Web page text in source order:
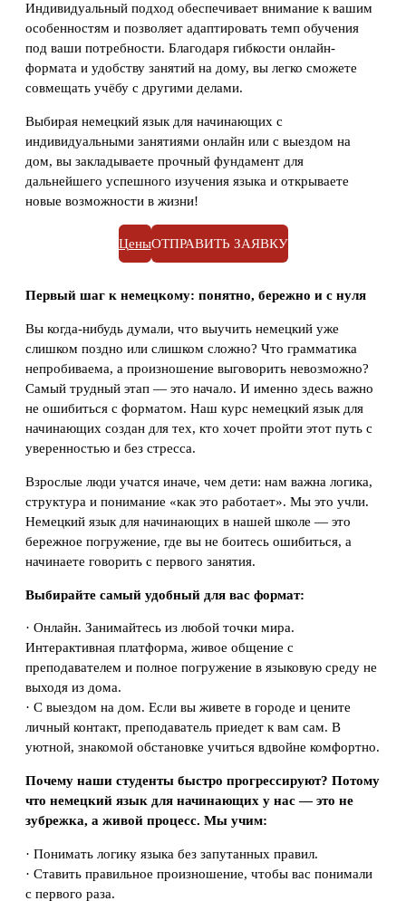
Индивидуальный подход обеспечивает внимание к вашим
особенностям и позволяет адаптировать темп обучения
под ваши потребности. Благодаря гибкости онлайн-
формата и удобству занятий на дому, вы легко сможете
совмещать учёбу с другими делами.
Выбирая немецкий язык для начинающих с
индивидуальными занятиями онлайн или с выездом на
дом, вы закладываете прочный фундамент для
дальнейшего успешного изучения языка и открываете
новые возможности в жизни!
ЦеныОТПРАВИТЬ ЗАЯВКУ
Первый шаг к немецкому: понятно, бережно и с нуля
Вы когда-нибудь думали, что выучить немецкий уже
слишком поздно или слишком сложно? Что грамматика
непробиваема, а произношение выговорить невозможно?
Самый трудный этап — это начало. И именно здесь важно
не ошибиться с форматом. Наш курс немецкий язык для
начинающих создан для тех, кто хочет пройти этот путь с
уверенностью и без стресса.
Взрослые люди учатся иначе, чем дети: нам важна логика,
структура и понимание «как это работает». Мы это учли.
Немецкий язык для начинающих в нашей школе — это
бережное погружение, где вы не боитесь ошибиться, а
начинаете говорить с первого занятия.
Выбирайте самый удобный для вас формат:
· Онлайн. Занимайтесь из любой точки мира.
Интерактивная платформа, живое общение с
преподавателем и полное погружение в языковую среду не
выходя из дома.
· С выездом на дом. Если вы живете в городе и цените
личный контакт, преподаватель приедет к вам сам. В
уютной, знакомой обстановке учиться вдвойне комфортно.
Почему наши студенты быстро прогрессируют? Потому
что немецкий язык для начинающих у нас — это не
зубрежка, а живой процесс. Мы учим:
· Понимать логику языка без запутанных правил.
· Ставить правильное произношение, чтобы вас понимали
с первого раза.